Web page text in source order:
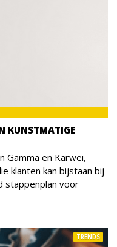
KUNSTMATIGE
Gamma en Karwei,
klanten kan bijstaan bij
stappenplan voor
TRENDS